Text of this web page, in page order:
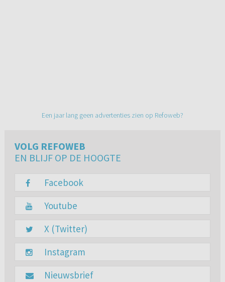
Een jaar lang geen advertenties zien op Refoweb?
VOLG REFOWEB
EN BLIJF OP DE HOOGTE
Facebook
Youtube
X (Twitter)
Instagram
Nieuwsbrief